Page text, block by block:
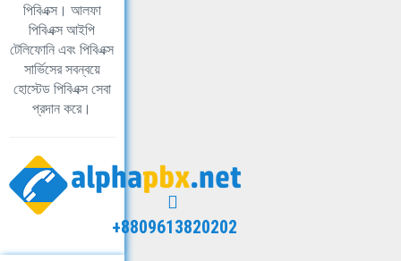
পিবিএক্স। আলফা
পিবিএক্স আইপি
টেলিফোনি এবং পিবিএক্স
সার্ভিসের সবন্বয়ে
হোস্টেড পিবিএক্স সেবা
প্রদান করে।
+8809613820202